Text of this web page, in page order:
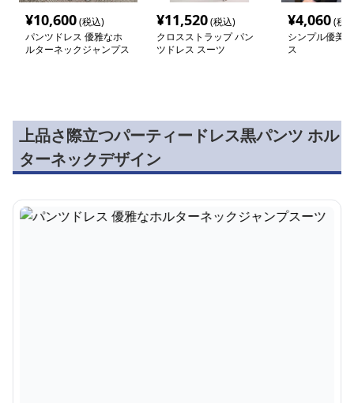
¥10,600(税込)
パンツドレス 優雅なホ
ルターネックジャンプス
¥11,520(税込)
クロスストラップ パン
ツドレス スーツ
¥4,060(税
シンプル優美
ス
上品さ際立つパーティードレス黒パンツ ホル
ターネックデザイン